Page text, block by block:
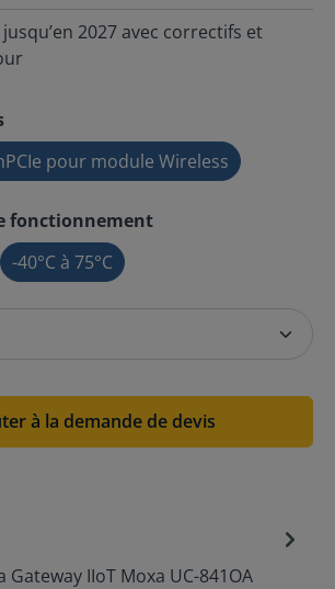
jusqu’en 2027 avec correctifs et
pour module Wireless
fonctionnement
-40°C à 75°C
à la demande de devis
IIoT Moxa UC-841OA